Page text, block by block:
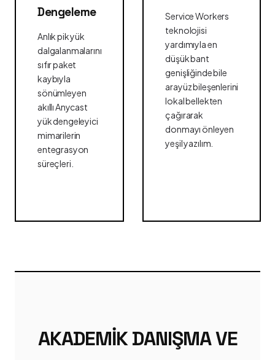
Dengeleme
Anlık pik yük
dalgalanmalarını
sıfır paket
kaybıyla
sönümleyen
akıllı Anycast
yük dengeleyici
mimarilerin
entegrasyon
süreçleri.
Service Workers
teknolojisi
yardımıyla en
düşük bant
genişliğinde bile
arayüz bileşenlerini
lokal bellekten
çağırarak
donmayı önleyen
yeşil yazılım.
AKADEMIK DANIŞMA VE